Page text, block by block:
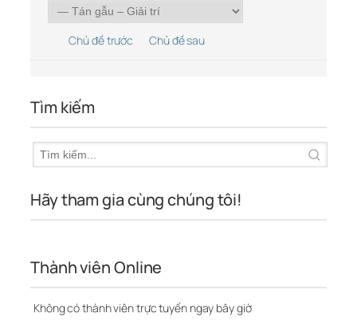
Chủ đề trước Chủ đề sau
Tìm kiếm
Hãy tham gia cùng chúng tôi!
Thành viên Online
Không có thành viên trực tuyến ngay bây giờ